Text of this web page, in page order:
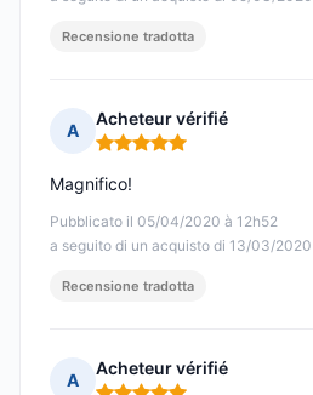
Recensione tradotta
A
Acheteur vérifié
Nota: 5 su 5
Pubblicato il 05/04/2020 à 12h52
a seguito di un acquisto di 13/03/2020
Magnifico!
Recensione tradotta
A
Acheteur vérifié